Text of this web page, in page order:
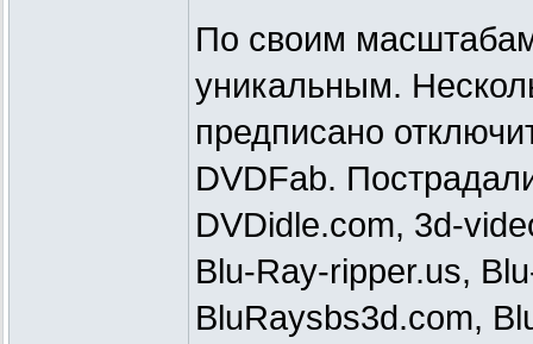
По своим
уникальным.
предписано
DVDFab.
DVDidle.com, 3d-
Blu-Ray-ripper.us,
BluRaysbs3d.com,